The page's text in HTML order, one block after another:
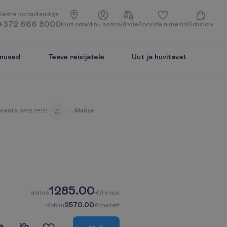
estle konsultandiga
666 8000Kust ostaMinu kontoVõrdleSoovide nimekiriOstukorv
Teave reisijatele Uut ja huvitavat
rasta oma reisi 3 Makse
alates1285.00€/reisija
Kokku2570.00€/pakett